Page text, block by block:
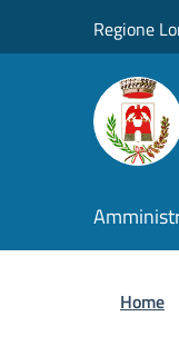
Regione
Home